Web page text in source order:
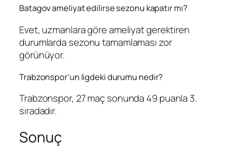
Batagov ameliyat edilirse sezonu kapatır mı?
Evet, uzmanlara göre ameliyat gerektiren
durumlarda sezonu tamamlaması zor
görünüyor.
Trabzonspor’un ligdeki durumu nedir?
Trabzonspor, 27 maç sonunda 49 puanla 3.
sıradadır.
Sonuç